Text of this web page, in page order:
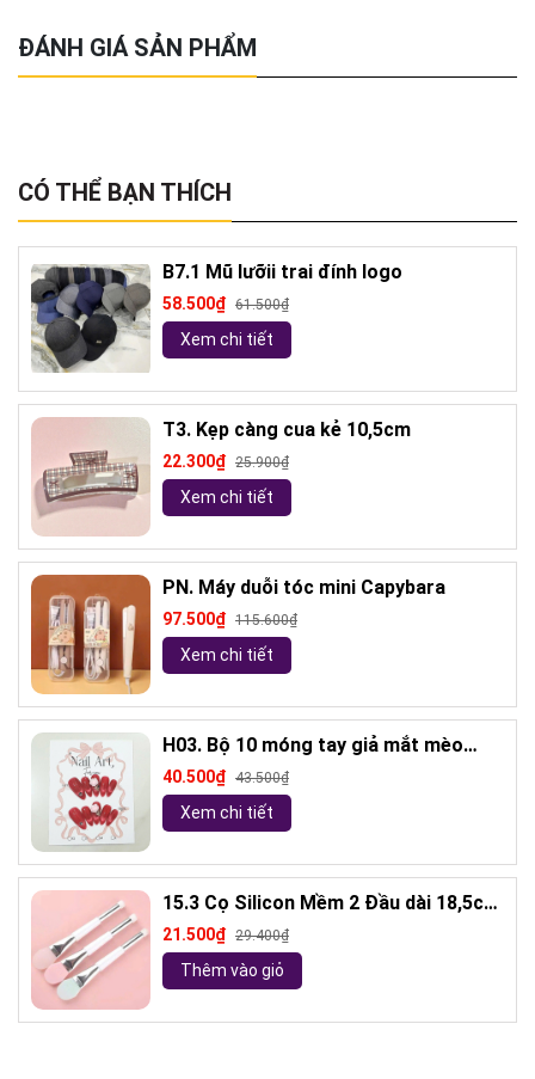
ĐÁNH GIÁ SẢN PHẨM
CÓ THỂ BẠN THÍCH
B7.1 Mũ lưỡii trai đính logo
58.500₫ 61.500₫
Xem chi tiết
T3. Kẹp càng cua kẻ 10,5cm
22.300₫ 25.900₫
Xem chi tiết
PN. Máy duỗi tóc mini Capybara
97.500₫ 115.600₫
Xem chi tiết
H03. Bộ 10 móng tay giả mắt mèo
kèm keo và giũa móng (ngẫu nhiên)
40.500₫ 43.500₫
Xem chi tiết
15.3 Cọ Silicon Mềm 2 Đầu dài 18,5cm
( ngẫu nhiên)
21.500₫ 29.400₫
Thêm vào giỏ